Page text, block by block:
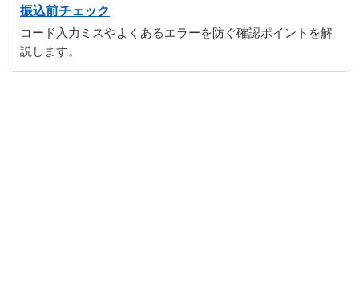
振込前チェック
コード入力ミスやよくあるエラーを防ぐ確認ポイントを解
説します。